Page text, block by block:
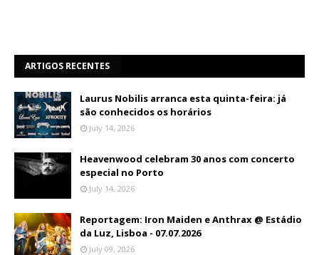
ARTIGOS RECENTES
Laurus Nobilis arranca esta quinta-feira: já
são conhecidos os horários
July 14, 2026
Heavenwood celebram 30 anos com concerto
especial no Porto
July 14, 2026
Reportagem: Iron Maiden e Anthrax @ Estádio
da Luz, Lisboa - 07.07.2026
July 09, 2026